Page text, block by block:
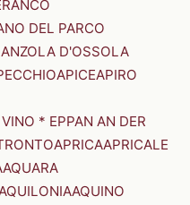
DEL PARCO
ANZOLA D'OSSOLA
APICEAPIRO
* EPPAN AN DER
APRICAAPRICALE
AQUARA
AQUINO